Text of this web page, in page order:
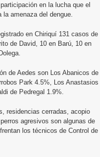
en la lucha que el
amenaza del dengue.
en Chiriquí 131 casos de
de David, 10 en Barú, 10 en
de Aedes son Los Abanicos de
Park 4.5%, Los Anastasios
de Pedregal 1.9%.
residencias cerradas, acopio
agresivos son algunas de
los técnicos de Control de